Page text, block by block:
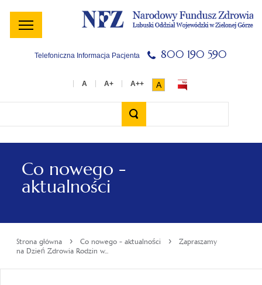
Menu
główne
Menu
lewe
Treść
główna
Szukaj
w
serwisie
Stopka
Telefoniczna Informacja Pacjenta 800 190 590
A
Co nowego -
aktualności
Strona główna › Co nowego - aktualności ›
Zapraszamy
na Dzień Zdrowia Rodzin w...